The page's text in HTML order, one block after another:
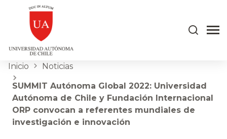
Inicio Noticias
SUMMIT Autónoma Global 2022: Universidad
Autónoma de Chile y Fundación Internacional
ORP convocan a referentes mundiales de
investigación e innovación